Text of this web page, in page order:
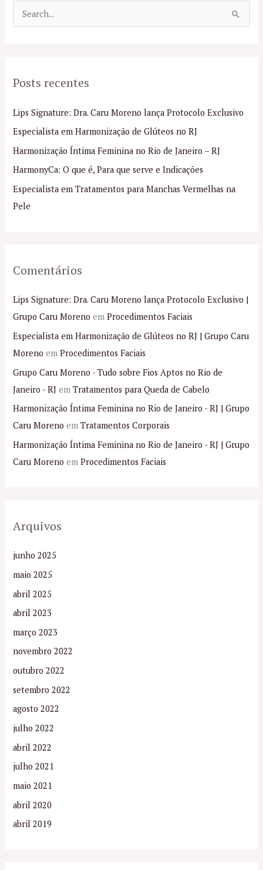
u
s
a
r
p
o
r
Posts recentes
Lips Signature: Dra. Caru Moreno lança Protocolo Exclusivo
Especialista em Harmonização de Glúteos no RJ
Harmonização Íntima Feminina no Rio de Janeiro – RJ
HarmonyCa: O que é, Para que serve e Indicações
Especialista em Tratamentos para Manchas Vermelhas na
Pele
Comentários
Lips Signature: Dra. Caru Moreno lança Protocolo Exclusivo |
Grupo Caru Moreno emProcedimentos Faciais
Especialista em Harmonização de Glúteos no RJ | Grupo Caru
Moreno emProcedimentos Faciais
Grupo Caru Moreno - Tudo sobre Fios Aptos no Rio de
Janeiro - RJ emTratamentos para Queda de Cabelo
Harmonização Íntima Feminina no Rio de Janeiro - RJ | Grupo
Caru Moreno emTratamentos Corporais
Harmonização Íntima Feminina no Rio de Janeiro - RJ | Grupo
Caru Moreno emProcedimentos Faciais
Arquivos
junho 2025
maio 2025
abril 2025
abril 2023
março 2023
novembro 2022
outubro 2022
setembro 2022
agosto 2022
julho 2022
abril 2022
julho 2021
maio 2021
abril 2020
abril 2019